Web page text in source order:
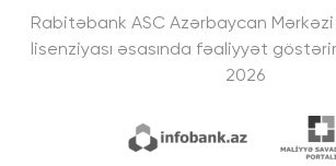
Rabitəbank ASC Azərbaycan Mərkəzi
lisenziyası əsasında fəaliyyət
2026